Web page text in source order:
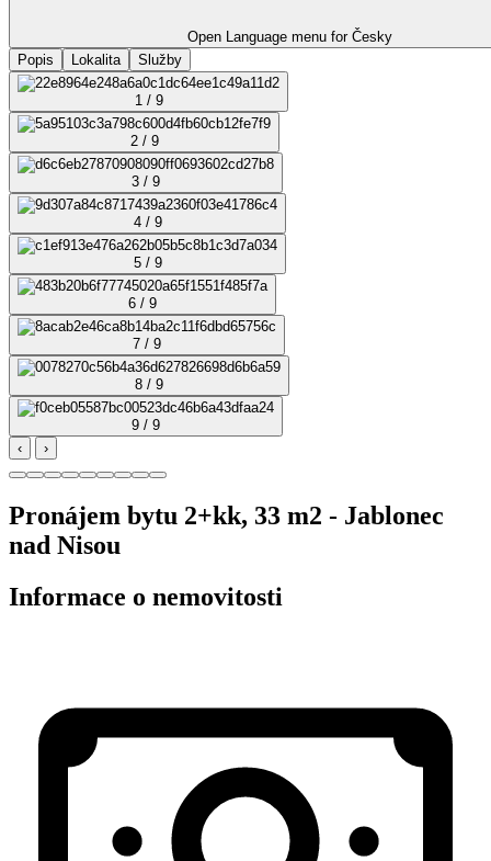
Open Language menu for Česky
Popis
Lokalita Služby
1 / 9
2 / 9
3 / 9
4 / 9
5 / 9
6 / 9
7 / 9
8 / 9
9 / 9
‹
›
Pronájem bytu 2+kk, 33 m2 - Jablonec
nad Nisou
Informace o nemovitosti